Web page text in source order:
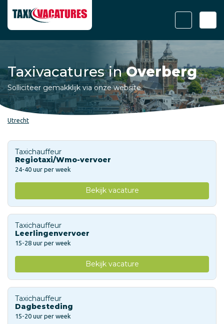
Taxivacatures inOverberg
Solliciteer gemakklijk via onze website
Utrecht
Taxichauffeur
Regiotaxi/Wmo-vervoer
24-40 uur per week
Bekijk vacature
Taxichauffeur
Leerlingenvervoer
15-28 uur per week
Bekijk vacature
Taxichauffeur
Dagbesteding
15-20 uur per week